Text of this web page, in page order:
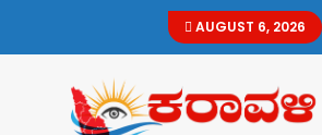
AUGUST 6, 2026